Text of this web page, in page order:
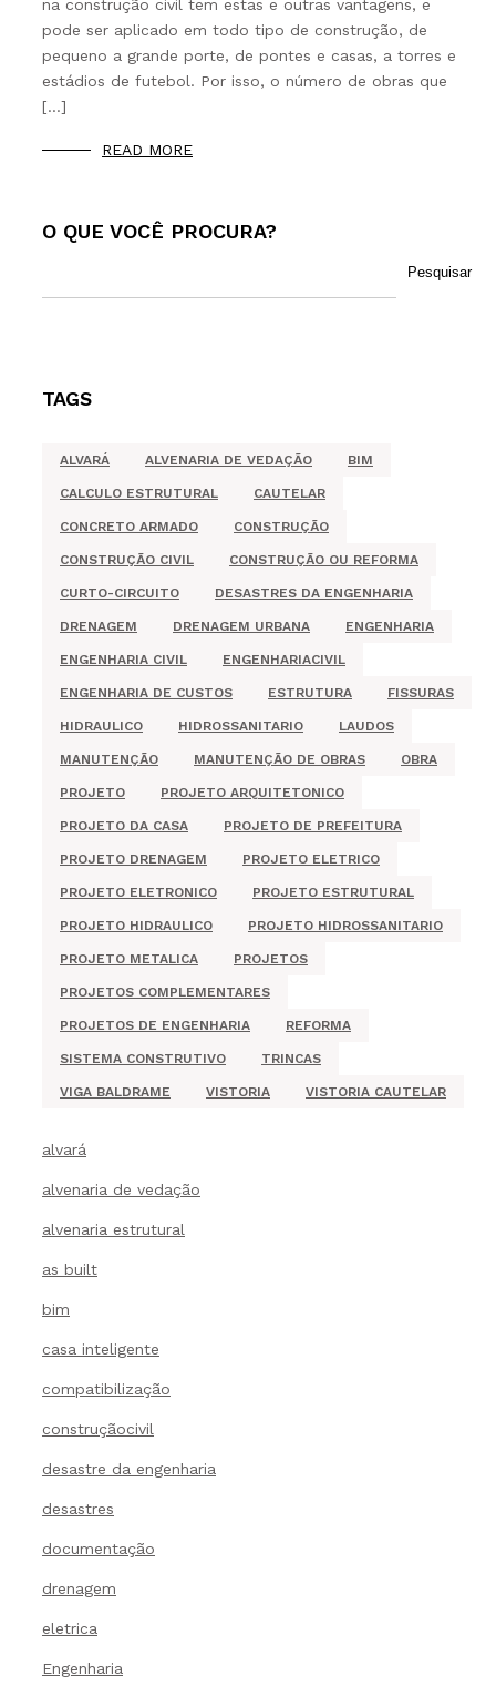
na construção civil tem estas e outras vantagens, e
pode ser aplicado em todo tipo de construção, de
pequeno a grande porte, de pontes e casas, a torres e
estádios de futebol. Por isso, o número de obras que
[…]
READ MORE
O QUE VOCÊ PROCURA?
Pesquisar
TAGS
ALVARÁ ALVENARIA DE VEDAÇÃO BIM
CALCULO ESTRUTURAL CAUTELAR
CONCRETO ARMADO CONSTRUÇÃO
CONSTRUÇÃO CIVIL CONSTRUÇÃO OU REFORMA
CURTO-CIRCUITO DESASTRES DA ENGENHARIA
DRENAGEM DRENAGEM URBANA ENGENHARIA
ENGENHARIA CIVIL ENGENHARIACIVIL
ENGENHARIA DE CUSTOS ESTRUTURA FISSURAS
HIDRAULICO HIDROSSANITARIO LAUDOS
MANUTENÇÃO MANUTENÇÃO DE OBRAS OBRA
PROJETO PROJETO ARQUITETONICO
PROJETO DA CASA PROJETO DE PREFEITURA
PROJETO DRENAGEM PROJETO ELETRICO
PROJETO ELETRONICO PROJETO ESTRUTURAL
PROJETO HIDRAULICO PROJETO HIDROSSANITARIO
PROJETO METALICA PROJETOS
PROJETOS COMPLEMENTARES
PROJETOS DE ENGENHARIA REFORMA
SISTEMA CONSTRUTIVO TRINCAS
VIGA BALDRAME VISTORIA VISTORIA CAUTELAR
alvará
alvenaria de vedação
alvenaria estrutural
as built
bim
casa inteligente
compatibilização
construçãocivil
desastre da engenharia
desastres
documentação
drenagem
eletrica
Engenharia